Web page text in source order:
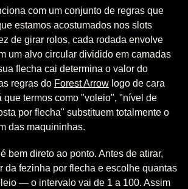
com um conjunto de regras que
estamos acostumados nos slots
de girar rolos, cada rodada envolve
um alvo circular dividido em camadas
flecha cai determina o valor do
regras do Forest Arrow logo de cara
que termos como "voleio", "nível de
por flecha" substituem totalmente o
das maquininhas.
bem direto ao ponto. Antes de atirar,
da fezinha por flecha e escolhe quantas
— o intervalo vai de 1 a 100. Assim